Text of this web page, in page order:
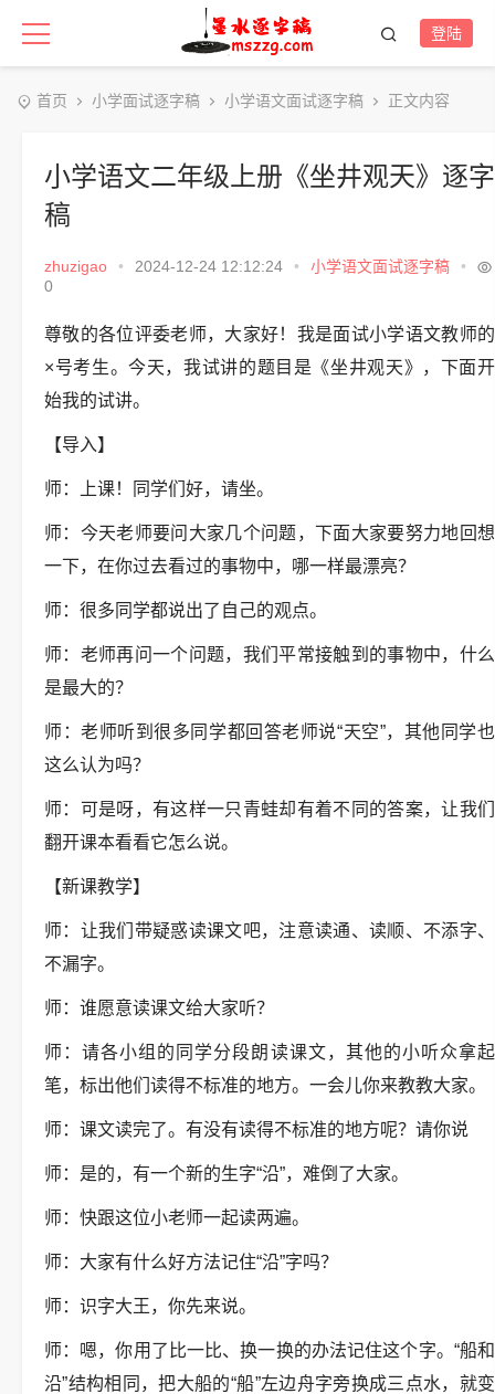
登陆
首页 小学面试逐字稿 小学语文面试逐字稿 正文内容
小学语文二年级上册《坐井观天》逐字
稿
zhuzigao • 2024-12-24 12:12:24 • 小学语文面试逐字稿
•
0
尊敬的各位评委老师，大家好！我是面试小学语文教师的
×号考生。今天，我试讲的题目是《坐井观天》，下面开
始我的试讲。
【导入】
师：上课！同学们好，请坐。
师：今天老师要问大家几个问题，下面大家要努力地回想
一下，在你过去看过的事物中，哪一样最漂亮？
师：很多同学都说出了自己的观点。
师：老师再问一个问题，我们平常接触到的事物中，什么
是最大的？
师：老师听到很多同学都回答老师说“天空”，其他同学也
这么认为吗？
师：可是呀，有这样一只青蛙却有着不同的答案，让我们
翻开课本看看它怎么说。
【新课教学】
师：让我们带疑惑读课文吧，注意读通、读顺、不添字、
不漏字。
师：谁愿意读课文给大家听？
师：请各小组的同学分段朗读课文，其他的小听众拿起
笔，标出他们读得不标准的地方。一会儿你来教教大家。
师：课文读完了。有没有读得不标准的地方呢？请你说
师：是的，有一个新的生字“沿”，难倒了大家。
师：快跟这位小老师一起读两遍。
师：大家有什么好方法记住“沿”字吗？
师：识字大王，你先来说。
师：嗯，你用了比一比、换一换的办法记住这个字。“船和
沿”结构相同，把大船的“船”左边舟字旁换成三点水，就变